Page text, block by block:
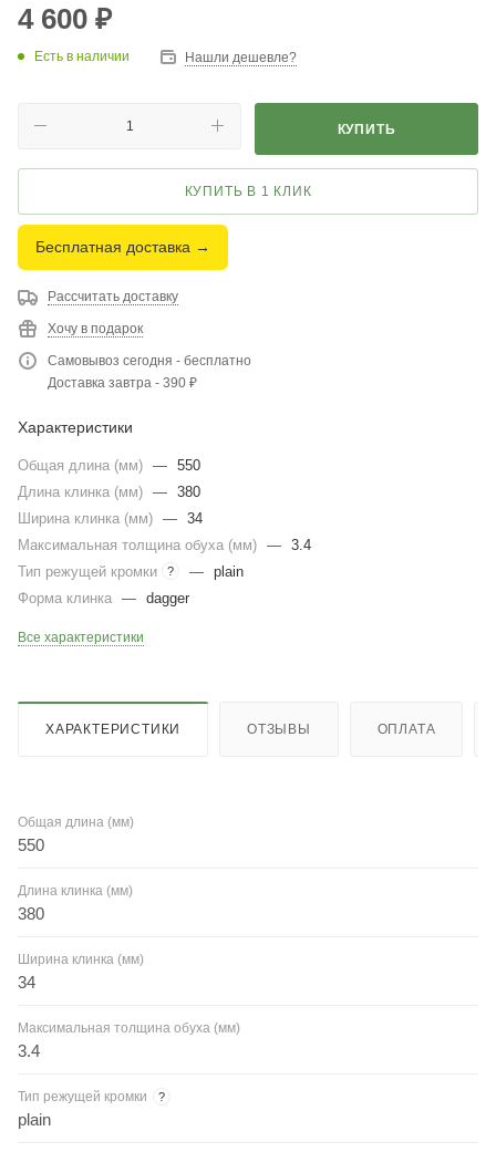
4 600 ₽
Есть в наличии Нашли дешевле?
КУПИТЬ
КУПИТЬ В 1 КЛИК
Бесплатная доставка →
Рассчитать доставку
Хочу в подарок
Самовывоз сегодня - бесплатно
Доставка завтра - 390 ₽
Характеристики
Общая длина (мм) — 550
Длина клинка (мм) — 380
Ширина клинка (мм) — 34
Максимальная толщина обуха (мм) — 3.4
Тип режущей кромки
? — plain
Форма клинка — dagger
Все характеристики
ХАРАКТЕРИСТИКИ ОТЗЫВЫ ОПЛАТА
Общая длина (мм)
550
Длина клинка (мм)
380
Ширина клинка (мм)
34
Максимальная толщина обуха (мм)
3.4
Тип режущей кромки ?
plain